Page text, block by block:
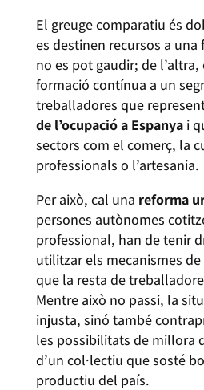
El greuge comparatiu és
es destinen recursos a
no es pot gaudir; de l’altra,
formació contínua a un
treballadores que
de l’ocupació a Espanyai
sectors com el comerç, la
professionals o l’artesania.
Per això, cal una reforma
persones autònomes
professional, han de tenir
utilitzar els mecanismes
que la resta de
Mentre això no passi, la
injusta, sinó també
les possibilitats de millora
d’un col·lectiu que sosté
productiu del país.